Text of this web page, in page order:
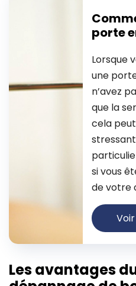
porte
Lorsque
une
n’avez
que la
cela
si vous
de votre
Les avantages